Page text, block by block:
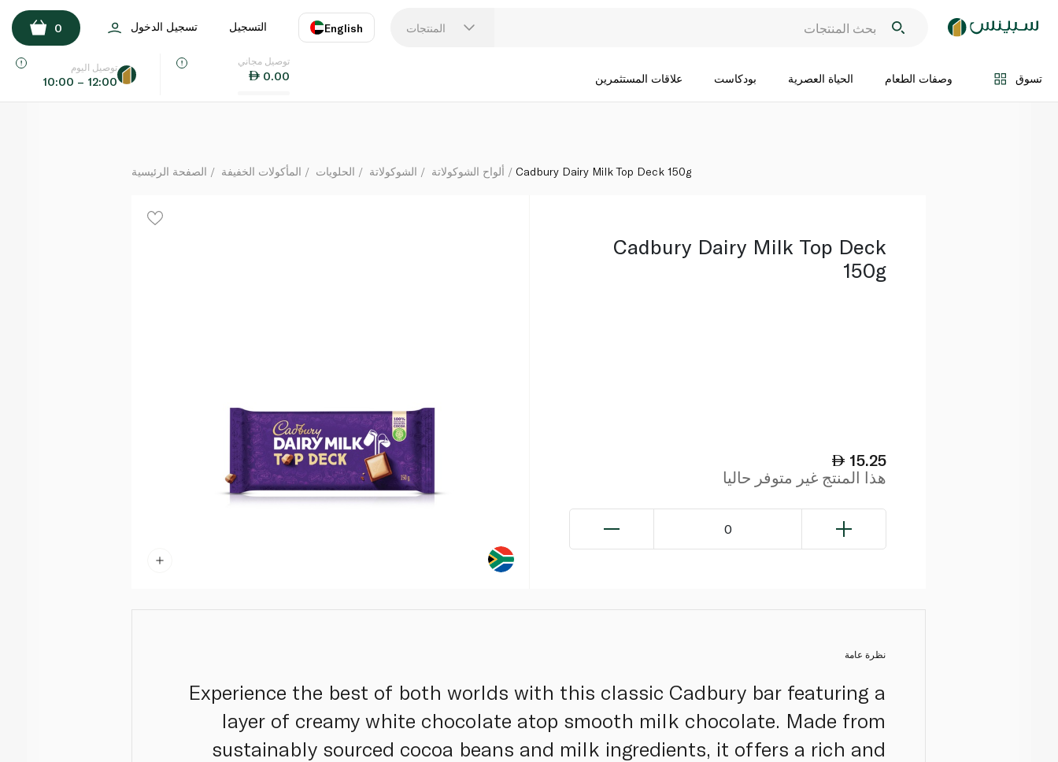
المنتجات English
اللغة
التسجيل تسجيل الدخول 0
تسوق وصفات الطعام الحياة العصرية بودكاست علاقات المستثمرين
توصيل مجاني
0.00
توصيل اليوم
10:00 – 12:00
اضف الى السلة
الصفحة الرئيسية المأكولات الخفيفة الحلويات الشوكولاتة ألواح الشوكولاتة Cadbury Dairy Milk Top Deck 150g
Cadbury Dairy Milk Top Deck
150g
15.25
هذا المنتج غير متوفر حاليا
0
نظرة عامة
Experience the best of both worlds with this classic Cadbury bar featuring a
layer of creamy white chocolate atop smooth milk chocolate. Made from
sustainably sourced cocoa beans and milk ingredients, it offers a rich and